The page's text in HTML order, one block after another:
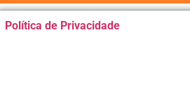
Política de Privacidade